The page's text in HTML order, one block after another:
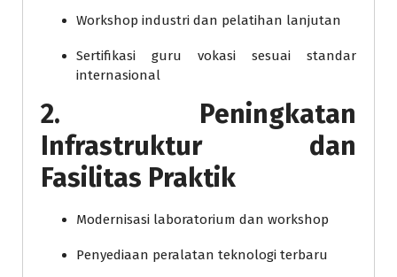
Workshop industri dan pelatihan lanjutan
Sertifikasi guru vokasi sesuai standar
internasional
2. Peningkatan
Infrastruktur dan
Fasilitas Praktik
Modernisasi laboratorium dan workshop
Penyediaan peralatan teknologi terbaru